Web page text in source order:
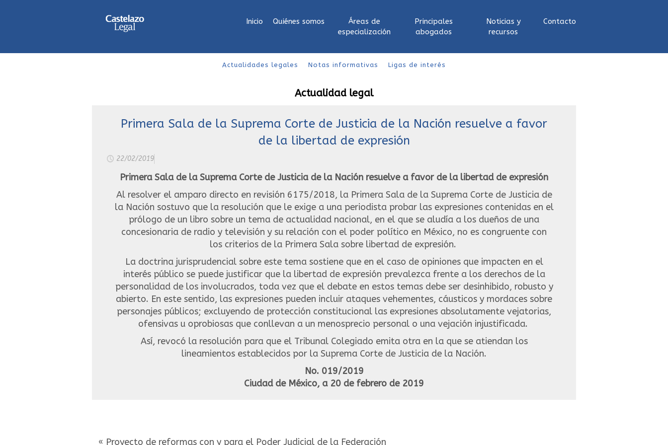
Inicio Quiénes somos
Áreas de
especialización
Principales
abogados
Noticias y
recursos
Contacto
Actualidades legales Notas informativas Ligas de interés
Actualidad legal
Primera Sala de la Suprema Corte de Justicia de la Nación resuelve a favor
de la libertad de expresión
22/02/2019
Primera Sala de la Suprema Corte de Justicia de la Nación resuelve a favor de la libertad de expresión
Al resolver el amparo directo en revisión 6175/2018, la Primera Sala de la Suprema Corte de Justicia de
la Nación sostuvo que la resolución que le exige a una periodista probar las expresiones contenidas en el
prólogo de un libro sobre un tema de actualidad nacional, en el que se aludía a los dueños de una
concesionaria de radio y televisión y su relación con el poder político en México, no es congruente con
los criterios de la Primera Sala sobre libertad de expresión.
La doctrina jurisprudencial sobre este tema sostiene que en el caso de opiniones que impacten en el
interés público se puede justificar que la libertad de expresión prevalezca frente a los derechos de la
personalidad de los involucrados, toda vez que el debate en estos temas debe ser desinhibido, robusto y
abierto. En este sentido, las expresiones pueden incluir ataques vehementes, cáusticos y mordaces sobre
personajes públicos; excluyendo de protección constitucional las expresiones absolutamente vejatorias,
ofensivas u oprobiosas que conllevan a un menosprecio personal o una vejación injustificada.
Así, revocó la resolución para que el Tribunal Colegiado emita otra en la que se atiendan los
lineamientos establecidos por la Suprema Corte de Justicia de la Nación.
No. 019/2019
Ciudad de México, a 20 de febrero de 2019
« Proyecto de reformas con y para el Poder Judicial de la Federación